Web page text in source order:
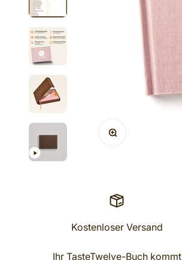
ZOOM
Kostenloser Versand
Ihr TasteTwelve-Buch kommt